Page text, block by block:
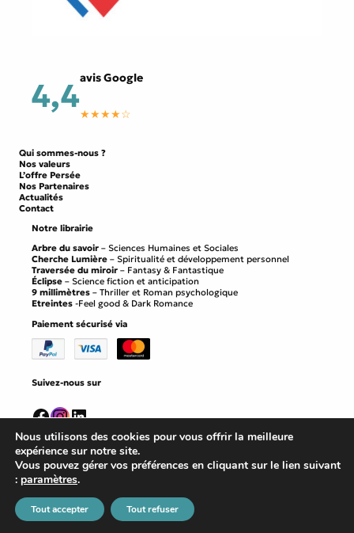
4,4avis Google
★★★★☆
Qui sommes-nous ?
Nos valeurs
L’offre Persée
Nos Partenaires
Actualités
Contact
Notre librairie
Arbre du savoir – Sciences Humaines et Sociales
Cherche Lumière – Spiritualité et développement personnel
Traversée du miroir – Fantasy & Fantastique
Éclipse – Science fiction et anticipation
9 millimètres – Thriller et Roman psychologique
Etreintes -Feel good & Dark Romance
Paiement sécurisé via
Suivez-nous sur
Facebook
Instagram
LinkedIn
©Editions Persee2026
Conditions générales de vente
Nous utilisons des cookies pour vous offrir la meilleure
expérience sur notre site.
Vous pouvez gérer vos préférences en cliquant sur le lien suivant
: paramètres.
Tout accepter Tout refuser